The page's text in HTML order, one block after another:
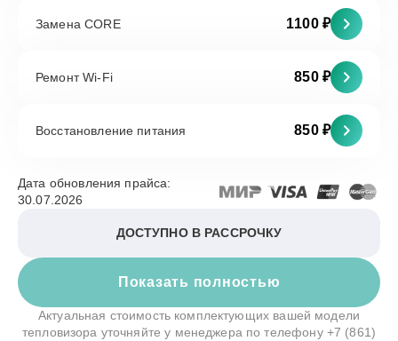
Замена CORE 1100 ₽
Ремонт Wi-Fi 850 ₽
Восстановление питания 850 ₽
Показать полностью
Дата обновления прайса:
30.07.2026
ДОСТУПНО В РАССРОЧКУ
Актуальная стоимость комплектующих вашей модели
тепловизора уточняйте у менеджера по телефону +7 (861)